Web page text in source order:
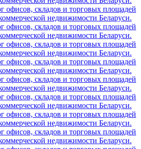
офисов, складов и торговых площадей
недвижимости Беларуси.
офисов, складов и торговых площадей
недвижимости Беларуси.
офисов, складов и торговых площадей
недвижимости Беларуси.
офисов, складов и торговых площадей
недвижимости Беларуси.
офисов, складов и торговых площадей
недвижимости Беларуси.
офисов, складов и торговых площадей
недвижимости Беларуси.
офисов, складов и торговых площадей
недвижимости Беларуси.
офисов, складов и торговых площадей
недвижимости Беларуси.